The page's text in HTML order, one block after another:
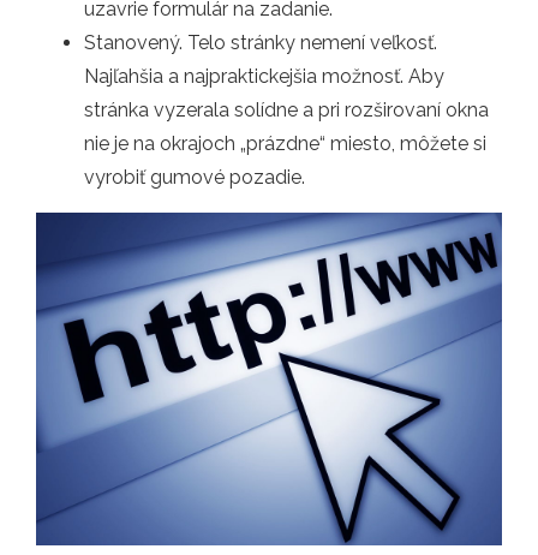
uzavrie formulár na zadanie.
Stanovený. Telo stránky nemení veľkosť.
Najľahšia a najpraktickejšia možnosť. Aby
stránka vyzerala solídne a pri rozširovaní okna
nie je na okrajoch „prázdne“ miesto, môžete si
vyrobiť gumové pozadie.